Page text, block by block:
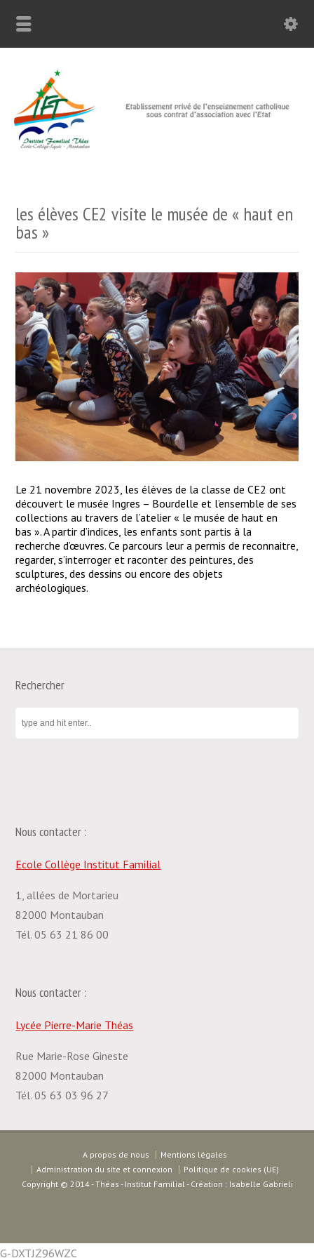
les élèves CE2 visite le musée de « haut en
bas »
Le 21 novembre 2023, les élèves de la classe de CE2 ont
découvert le musée Ingres – Bourdelle et l’ensemble de ses
collections au travers de l’atelier « le musée de haut en
bas ». A partir d’indices, les enfants sont partis à la
recherche d’œuvres. Ce parcours leur a permis de reconnaitre,
regarder, s’interroger et raconter des peintures, des
sculptures, des dessins ou encore des objets
archéologiques.
Rechercher
Nous contacter :
Ecole Collège Institut Familial
1, allées de Mortarieu
82000 Montauban
Tél. 05 63 21 86 00
Nous contacter :
Lycée Pierre-Marie Théas
Rue Marie-Rose Gineste
82000 Montauban
Tél. 05 63 03 96 27
A propos de nous
Mentions légales
Administration du site et connexion
Politique de cookies (UE)
Copyright © 2014 - Théas - Institut Familial - Création : Isabelle Gabrieli
G-DXTJZ96WZC